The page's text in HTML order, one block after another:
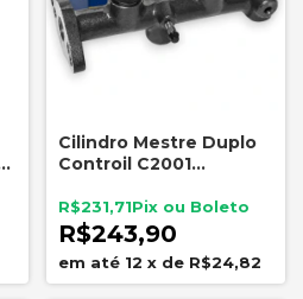
Cilindro Mestre Duplo
Controil C2001
Chevy Marajó
R$243,90
R$231,71
12 x de R$24,82